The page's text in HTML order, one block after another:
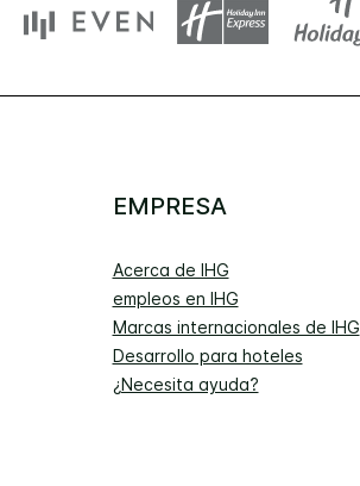
EMPRESA
Acerca de IHG
empleos en IHG
Marcas internacionales de IHG
Desarrollo para hoteles
¿Necesita ayuda?